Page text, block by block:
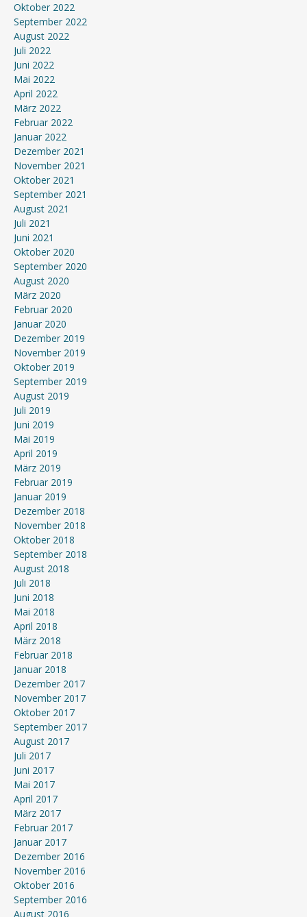
Oktober 2022
September 2022
August 2022
Juli 2022
Juni 2022
Mai 2022
April 2022
März 2022
Februar 2022
Januar 2022
Dezember 2021
November 2021
Oktober 2021
September 2021
August 2021
Juli 2021
Juni 2021
Oktober 2020
September 2020
August 2020
März 2020
Februar 2020
Januar 2020
Dezember 2019
November 2019
Oktober 2019
September 2019
August 2019
Juli 2019
Juni 2019
Mai 2019
April 2019
März 2019
Februar 2019
Januar 2019
Dezember 2018
November 2018
Oktober 2018
September 2018
August 2018
Juli 2018
Juni 2018
Mai 2018
April 2018
März 2018
Februar 2018
Januar 2018
Dezember 2017
November 2017
Oktober 2017
September 2017
August 2017
Juli 2017
Juni 2017
Mai 2017
April 2017
März 2017
Februar 2017
Januar 2017
Dezember 2016
November 2016
Oktober 2016
September 2016
August 2016